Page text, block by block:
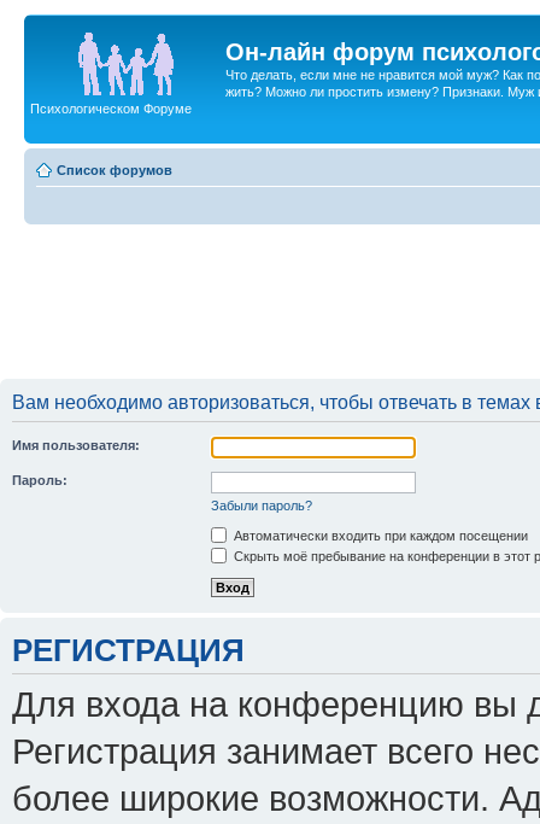
Он-лайн форум
Что делать, если мне не нравится мой муж? Как
жить? Можно ли простить измену? Признаки. Муж
Психологическом Форуме
Список форумов
Вам необходимо авторизоваться, чтобы отвечать в
Имя пользователя:
Пароль:
Забыли пароль?
Автоматически входить при каждом посещении
Скрыть моё пребывание на конференции в этот
РЕГИСТРАЦИЯ
Для входа на конференцию вы
Регистрация занимает всего
более широкие возможности.